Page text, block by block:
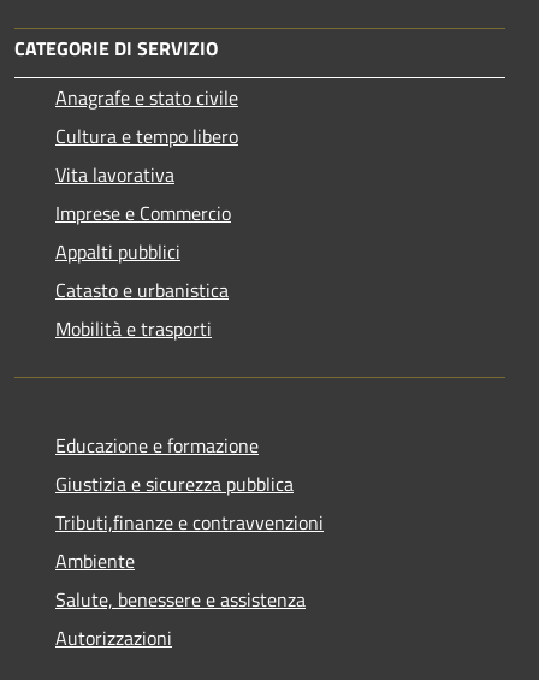
CATEGORIE DI SERVIZIO
Anagrafe e stato civile
Cultura e tempo libero
Vita lavorativa
Imprese e Commercio
Appalti pubblici
Catasto e urbanistica
Mobilità e trasporti
Educazione e formazione
Giustizia e sicurezza pubblica
Tributi,finanze e contravvenzioni
Ambiente
Salute, benessere e assistenza
Autorizzazioni